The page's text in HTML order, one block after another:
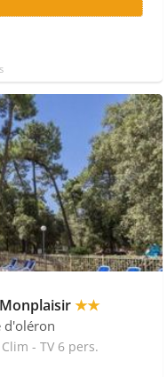
★★
d'oléron
- TV 6 pers.